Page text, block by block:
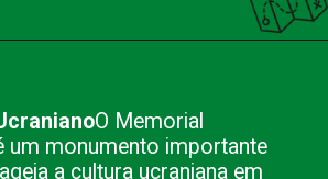
O Memorial
um monumento importante
a cultura ucraniana em